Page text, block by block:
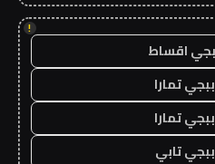
!
اقساط
تمارا
تمارا
تابي